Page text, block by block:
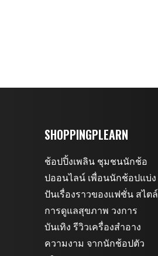
SHOPPINGPLEARN
ช้อปปิ้งเพลิน ชุมชนนักช้อ
ปออนไลน์ เพื่อนนักช้อปแบ่ง
ปันเรื่องราวของแฟชั่น สไตล์
การดูแลสุขภาพ วงการ
บันเทิง รีวิวเครื่องสำอาง
ความงาม จากนักช้อปตัว